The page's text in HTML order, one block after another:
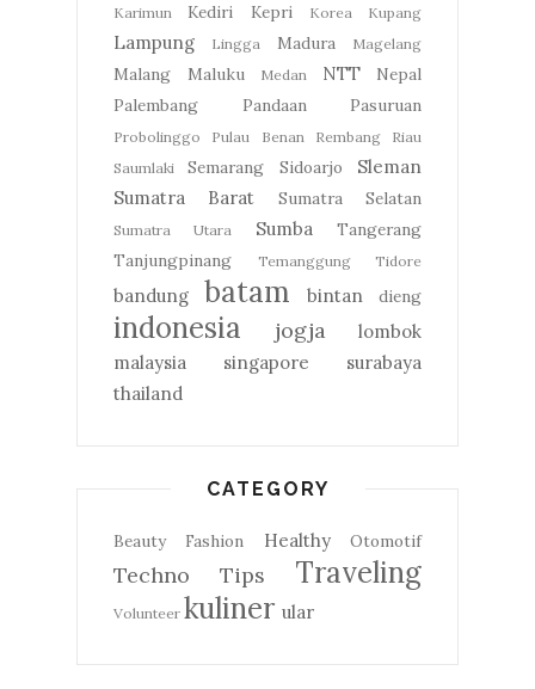
Karimun Kediri Kepri Korea Kupang
Lampung Lingga Madura Magelang
Malang Maluku Medan NTT
Nepal
Palembang
Pandaan Pasuruan
Probolinggo Pulau Benan Rembang
Riau
Saumlaki
Semarang Sidoarjo
Sleman
Sumatra Barat
Sumatra Selatan
Sumatra Utara Sumba
Tangerang
Tanjungpinang
Temanggung Tidore
bandung batam bintan dieng
indonesia jogja
lombok
malaysia
singapore
surabaya
thailand
CATEGORY
Beauty Fashion Healthy Otomotif
Techno Tips Traveling
Volunteer kuliner ular